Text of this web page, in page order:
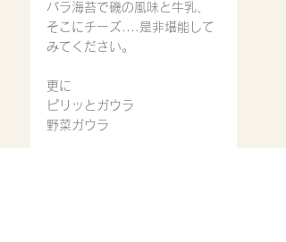
バラ海苔で磯の風味と牛乳、
そこにチーズ....是非堪能して
みてください。
更に
ピリッとガウラ
野菜ガウラ